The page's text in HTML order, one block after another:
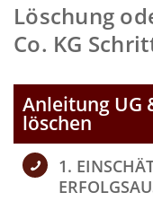
Löschung
Co. KG
Anleitung UG
löschen
1.